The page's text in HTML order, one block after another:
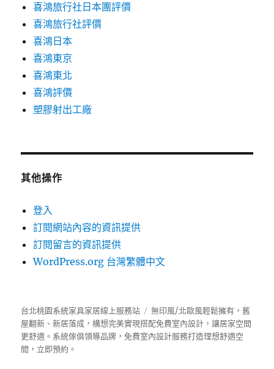
喜鴻旅行社日本團評價
喜鴻旅行社評價
喜鴻日本
喜鴻東京
喜鴻東北
喜鴻評價
塑膠射出工廠
其他操作
登入
訂閱網站內容的資訊提供
訂閱留言的資訊提供
WordPress.org 台灣繁體中文
台北桃園系統家具家居線上服務站
無印風/北歐風輕鬆擁有，舊
屋翻新、新居落成，構想完美實現搭配免費室內設計，讓居家空間
更舒適。 系統傢俱領導品牌，免費室內設計服務打造理想舒適空
間，立即預約。